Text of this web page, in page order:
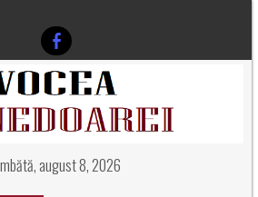
august 8, 2026